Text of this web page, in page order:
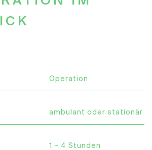
Operation
ambulant oder stationär
1 – 4 Stunden